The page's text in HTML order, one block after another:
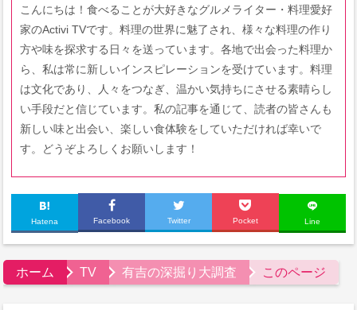
こんにちは！食べることが大好きなグルメライター・料理愛好
家のActivi TVです。料理の世界に魅了され、様々な料理の作り
方や味を探求する日々を送っています。各地で出会った料理か
ら、私は常に新しいインスピレーションを受けています。料理
は文化であり、人々をつなぎ、温かい気持ちにさせる素晴らし
い手段だと信じています。私の記事を通じて、読者の皆さんも
新しい味と出会い、楽しい食体験をしていただければ幸いで
す。どうぞよろしくお願いします！
Hatena Facebook Twitter Pocket Line
ホーム TV 有吉の深掘り大調査 このページ